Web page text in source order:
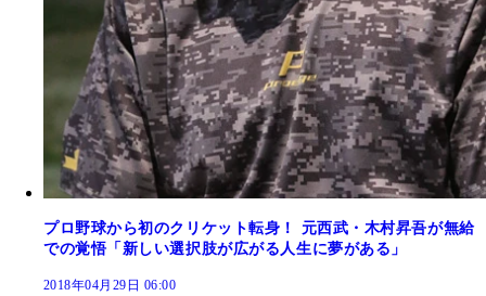
プロ野球から初のクリケット転身！ 元西武・木村昇吾が無給
での覚悟「新しい選択肢が広がる人生に夢がある」
2018年04月29日 06:00